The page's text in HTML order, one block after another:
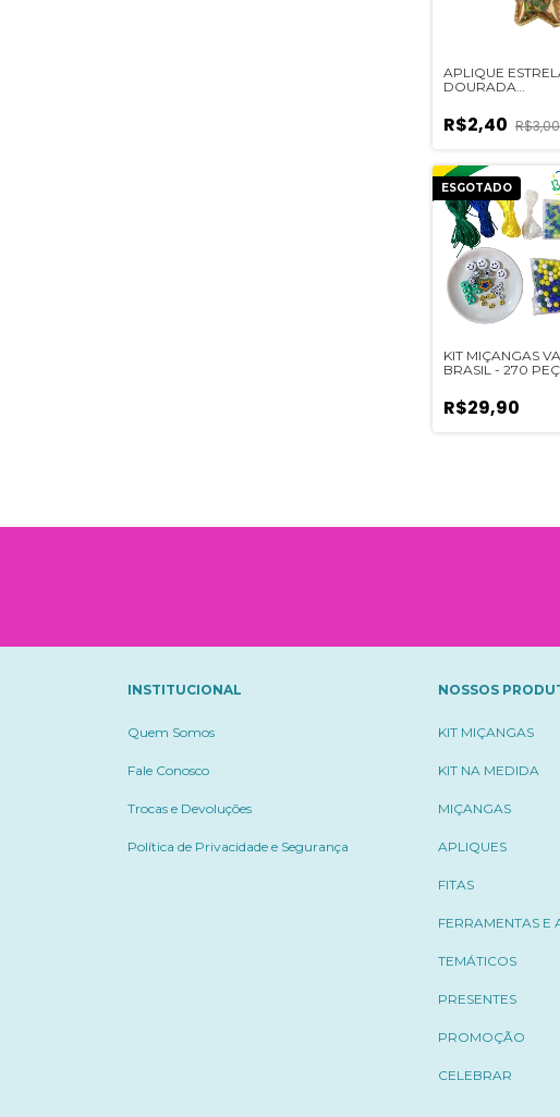
APLIQUE
DOURADA
TECIDO - 2
R$2,40 R$3,00
ESGOTADO
KIT MIÇANGAS
BRASIL - 270
R$29,90
INSTITUCIONAL
Quem Somos
Fale Conosco
Trocas e Devoluções
Política de Privacidade e Segurança
NOSSOS
KIT MIÇANGAS
KIT NA MEDIDA
MIÇANGAS
APLIQUES
FITAS
FERRAMENTAS E
TEMÁTICOS
PRESENTES
PROMOÇÃO
CELEBRAR